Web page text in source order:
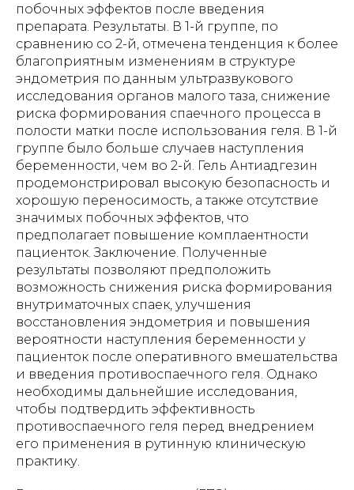
побочных эффектов после введения
препарата. Результаты. В 1-й группе, по
сравнению со 2-й, отмечена тенденция к более
благоприятным изменениям в структуре
эндометрия по данным ультразвукового
исследования органов малого таза, снижение
риска формирования спаечного процесса в
полости матки после использования геля. В 1-й
группе было больше случаев наступления
беременности, чем во 2-й. Гель Антиадгезин
продемонстрировал высокую безопасность и
хорошую переносимость, а также отсутствие
значимых побочных эффектов, что
предполагает повышение комплаентности
пациенток. Заключение. Полученные
результаты позволяют предположить
возможность снижения риска формирования
внутриматочных спаек, улучшения
восстановления эндометрия и повышения
вероятности наступления беременности у
пациенток после оперативного вмешательства
и введения противоспаечного геля. Однако
необходимы дальнейшие исследования,
чтобы подтвердить эффективность
противоспаечного геля перед внедрением
его применения в рутинную клиническую
практику.